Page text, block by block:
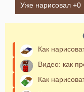
Уже нарисовал +0
Как
Видео: как
Как